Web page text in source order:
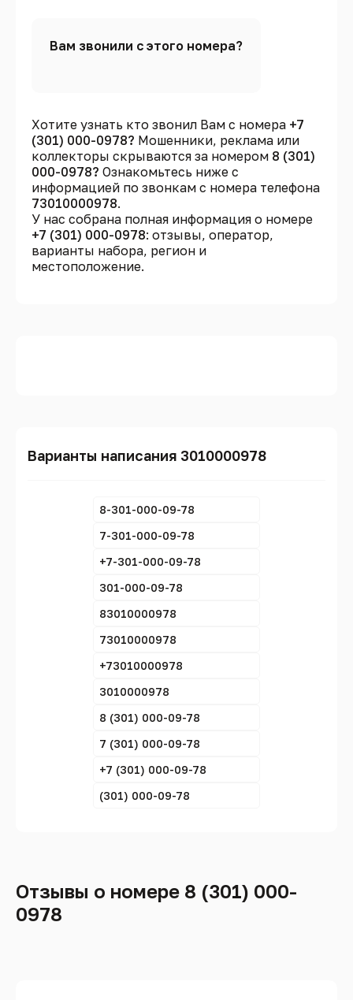
Вам звонили с этого номера?
Хотите узнать кто звонил Вам с номера +7
(301) 000-0978? Мошенники, реклама или
коллекторы скрываются за номером 8 (301)
000-0978? Ознакомьтесь ниже с
информацией по звонкам с номера телефона
73010000978.
У нас собрана полная информация о номере
+7 (301) 000-0978: отзывы, оператор,
варианты набора, регион и
местоположение.
Варианты написания 3010000978
8-301-000-09-78
7-301-000-09-78
+7-301-000-09-78
301-000-09-78
83010000978
73010000978
+73010000978
3010000978
8 (301) 000-09-78
7 (301) 000-09-78
+7 (301) 000-09-78
(301) 000-09-78
Отзывы о номере 8 (301) 000-
0978